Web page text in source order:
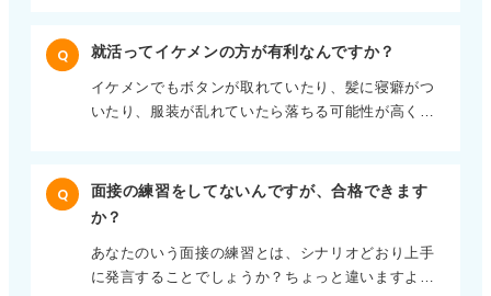
っておかなければなりませんので聞くんですけど
の釣りの話で盛り上がり（学生は釣りの趣味はなか
ったのです）、それだけで終わって意気消沈してい
うことです。
Q 就活ってイケメンの方が有利なんですか？
イケメンでもボタンが取れていたり、髪に寝癖がつ
いたり、服装が乱れていたら落ちる可能性が高くな
す。（ここはしっかり背伸びしてください。）
Q
面接の練習をしてないんですが、合格できます
か？
あなたのいう面接の練習とは、シナリオどおり上手
に発言することでしょうか？ちょっと違いますよ